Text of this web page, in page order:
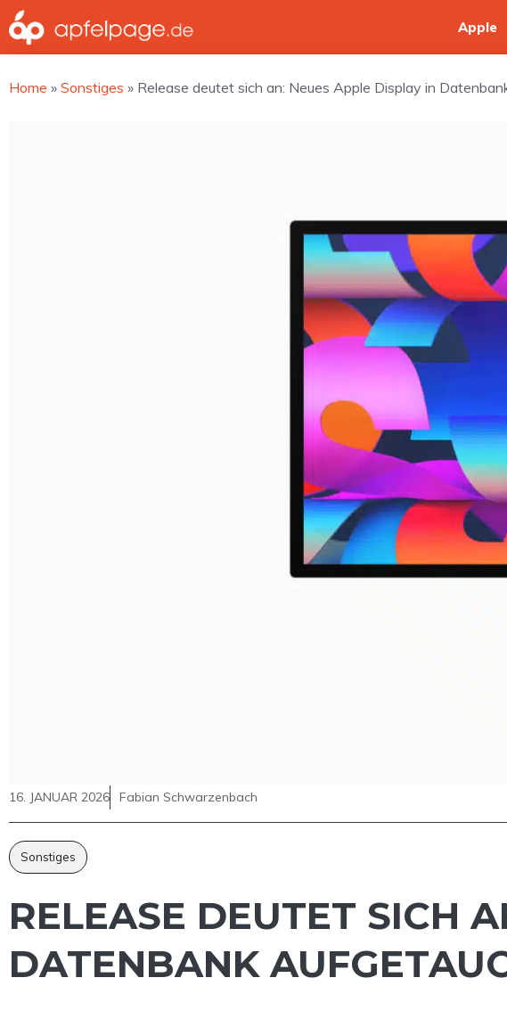
Zum
Inhalt
springen
Apple
Home » Sonstiges » Release deutet sich an: Neues Apple Display in
16. JANUAR 2026 Fabian Schwarzenbach
Sonstiges
RELEASE DEUTET SICH
DATENBANK